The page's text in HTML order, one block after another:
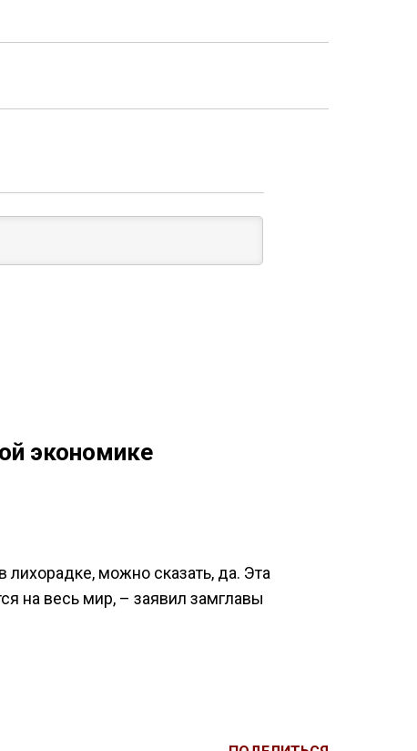
экономике
лихорадке, можно сказать, да. Эта
на весь мир, – заявил замглавы